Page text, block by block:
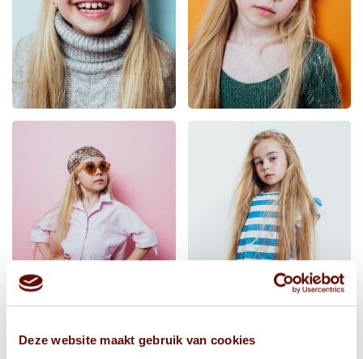
Deze website maakt gebruik van cookies